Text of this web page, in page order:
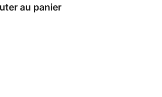
au panier